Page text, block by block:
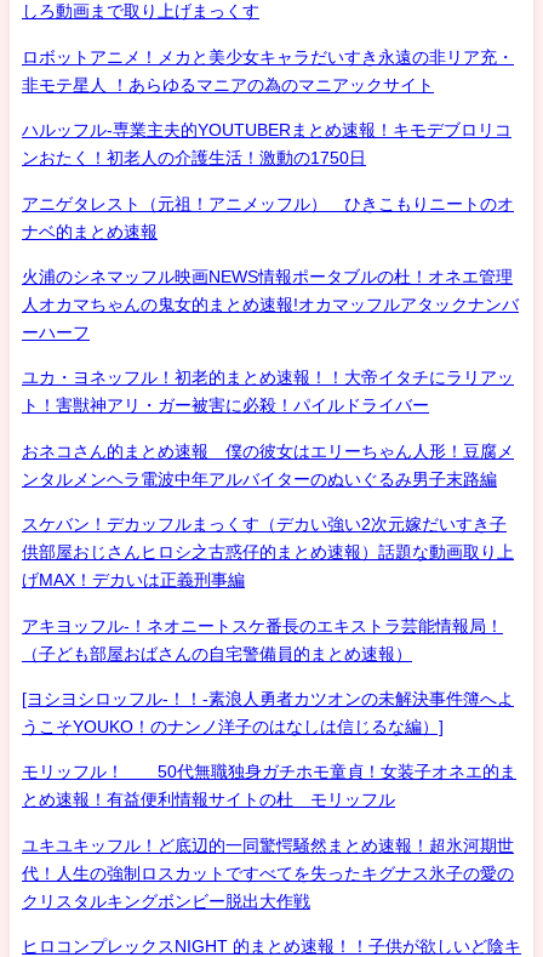
しろ動画まで取り上げまっくす
ロボットアニメ！メカと美少女キャラだいすき永遠の非リア充・
非モテ星人 ！あらゆるマニアの為のマニアックサイト
ハルッフル-専業主夫的YOUTUBERまとめ速報！キモデブロリコ
ンおたく！初老人の介護生活！激動の1750日
アニゲタレスト（元祖！アニメッフル） ひきこもりニートのオ
ナベ的まとめ速報
火浦のシネマッフル映画NEWS情報ポータブルの杜！オネエ管理
人オカマちゃんの鬼女的まとめ速報!オカマッフルアタックナンバ
ーハーフ
ユカ・ヨネッフル！初老的まとめ速報！！大帝イタチにラリアッ
ト！害獣神アリ・ガー被害に必殺！パイルドライバー
おネコさん的まとめ速報 僕の彼女はエリーちゃん人形！豆腐メ
ンタルメンヘラ電波中年アルバイターのぬいぐるみ男子末路編
スケバン！デカッフルまっくす（デカい強い2次元嫁だいすき子
供部屋おじさんヒロシ之古惑仔的まとめ速報）話題な動画取り上
げMAX！デカいは正義刑事編
アキヨッフル-！ネオニートスケ番長のエキストラ芸能情報局！
（子ども部屋おばさんの自宅警備員的まとめ速報）
[ヨシヨシロッフル-！！-素浪人勇者カツオンの未解決事件簿へよ
うこそYOUKO！のナンノ洋子のはなしは信じるな編）]
モリッフル！ 50代無職独身ガチホモ童貞！女装子オネエ的ま
とめ速報！有益便利情報サイトの杜 モリッフル
ユキユキッフル！ど底辺的一同驚愕騒然まとめ速報！超氷河期世
代！人生の強制ロスカットですべてを失ったキグナス氷子の愛の
クリスタルキングボンビー脱出大作戦
ヒロコンプレックスNIGHT 的まとめ速報！！子供が欲しいど陰キ